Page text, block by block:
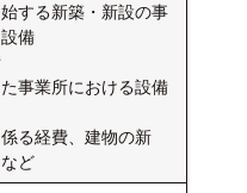
する新築・新設の事
備
事業所における設備
る経費、建物の新
ど